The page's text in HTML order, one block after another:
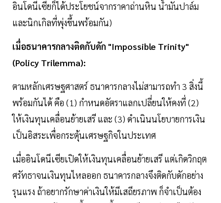
อินโดนีเซียก็ได้ประโยชน์จากราคาถ่านหิน น้ำมันปาล์ม
และนิกเกิลที่พุ่งขึ้นพร้อมกัน)
เมื่อธนาคารกลางติดกับดัก "Impossible Trinity"
(Policy Trilemma):
ตามหลักเศรษฐศาสตร์ ธนาคารกลางไม่สามารถทำ 3 สิ่งนี้
พร้อมกันได้ คือ (1) กำหนดอัตราแลกเปลี่ยนให้คงที่ (2)
ให้เงินทุนเคลื่อนย้ายเสรี และ (3) ดำเนินนโยบายการเงิน
เป็นอิสระเพื่อกระตุ้นเศรษฐกิจในประเทศ
เมื่ออินโดนีเซียเปิดให้เงินทุนเคลื่อนย้ายเสรี แต่เกิดวิกฤต
ศรัทธาจนเงินทุนไหลออก ธนาคารกลางจึงติดกับดักอย่าง
รุนแรง ถ้าอยากรักษาค่าเงินให้มีเสถียรภาพ ก็จำเป็นต้อง